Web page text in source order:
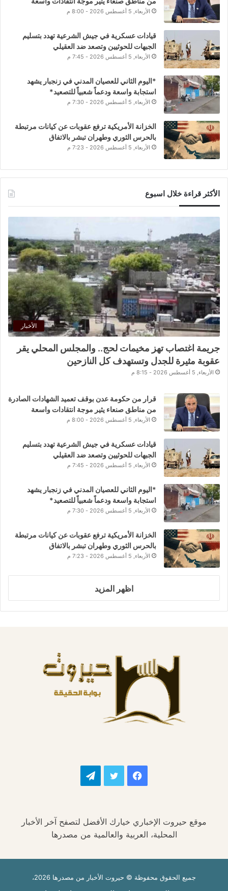
الأربعاء, 5 أغسطس 2026 - 8:00 م
قيادات عسكرية في جيش الشرعية تهدد بتسليم
الجبهات للحوثيين وتصعد ضد العقيلي
الأربعاء, 5 أغسطس 2026 - 7:45 م
*اليوم الثاني للعصيان المدني في زنجبار يشهد
استجابة واسعة ودعماً شعبياً للتصعيد*
الأربعاء, 5 أغسطس 2026 - 7:30 م
الخزانة الأمريكية ترفع عقوبات عن كيانات مرتبطة
بالحرس الثوري وطهران تبشر بالاتفاق
الأربعاء, 5 أغسطس 2026 - 7:23 م
الأكثر قراءة خلال اسبوع
الأخبار
جريمة اغتصاب تهز مخيمات لحج.. والمجلس المحلي يقر
عقوبة مثيرة للجدل وتستهدف كل النازحين
الأربعاء, 5 أغسطس 2026 - 8:15 م
قرار من حكومة عدن بوقف تعميد الشهادات الصادرة
من مناطق صنعاء يثير موجة انتقادات واسعة
الأربعاء, 5 أغسطس 2026 - 8:00 م
قيادات عسكرية في جيش الشرعية تهدد بتسليم
الجبهات للحوثيين وتصعد ضد العقيلي
الأربعاء, 5 أغسطس 2026 - 7:45 م
*اليوم الثاني للعصيان المدني في زنجبار يشهد
استجابة واسعة ودعماً شعبياً للتصعيد*
الأربعاء, 5 أغسطس 2026 - 7:30 م
الخزانة الأمريكية ترفع عقوبات عن كيانات مرتبطة
بالحرس الثوري وطهران تبشر بالاتفاق
الأربعاء, 5 أغسطس 2026 - 7:23 م
اظهر المزيد
فيسبوك تويتر تيلقرام
موقع حيروت الإخباري خيارك الأفضل لتصفح آخر الأخبار
المحلية، العربية والعالمية من مصدرها
جميع الحقوق محفوظة © حيروت الأخبار من مصدرها 2026،